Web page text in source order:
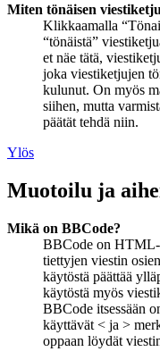
Miten tönäisen
Klikkaamalla
“tönäistä”
et näe tätä,
joka viestiketjujen
kulunut. On myös
siihen, mutta
päätät tehdä niin.
Ylös
Muotoilu ja
Mikä on BBCode?
BBCode on HTML-
tiettyjen viestin
käytöstä päättää
käytöstä myös
BBCode itsessään
käyttävät < ja >
oppaan löydät